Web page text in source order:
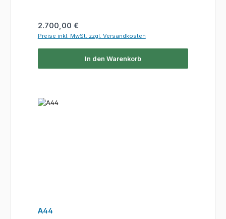
Regulärer Preis:
2.700,00 €
Preise inkl. MwSt. zzgl. Versandkosten
In den Warenkorb
A44